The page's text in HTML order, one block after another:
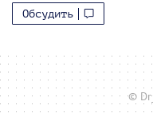
Обсудить
©